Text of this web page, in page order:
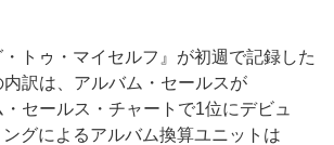
トゥ・マイセルフ』が初週で記録した
訳は、アルバム・セールスが
セールス・チャートで1位にデビュ
グによるアルバム換算ユニットは